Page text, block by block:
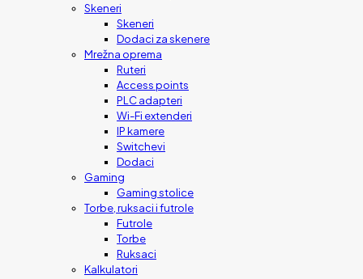
Skeneri
Skeneri
Dodaci za skenere
Mrežna oprema
Ruteri
Access points
PLC adapteri
Wi-Fi extenderi
IP kamere
Switchevi
Dodaci
Gaming
Gaming stolice
Torbe, ruksaci i futrole
Futrole
Torbe
Ruksaci
Kalkulatori